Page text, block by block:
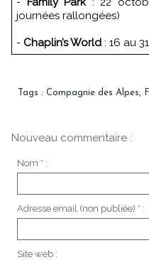
journées rallongées)
- Chaplin’s World : 16 au
Tags : Compagnie des Alpes,
Nouveau commentaire :
Nom * :
Adresse email (non publiée) * :
Site web :